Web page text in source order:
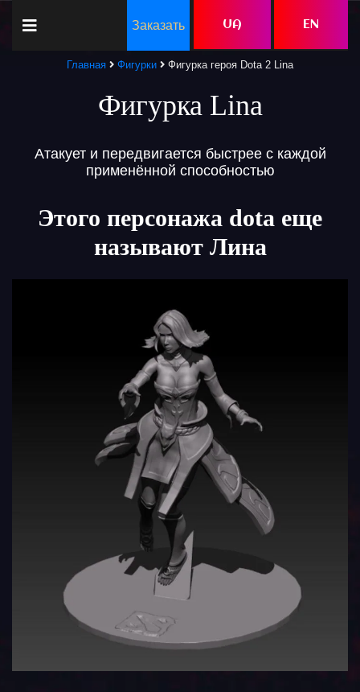
Заказать UA EN
Главная Фигурки Фигурка героя Dota 2 Lina
Фигурка Lina
Атакует и передвигается быстрее с каждой
применённой способностью
Этого персонажа dota еще
называют Лина